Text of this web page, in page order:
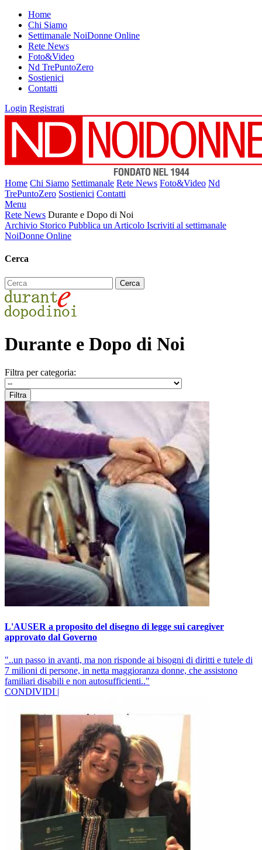
Home
Chi Siamo
Settimanale NoiDonne Online
Rete News
Foto&Video
Nd TrePuntoZero
Sostienici
Contatti
Login Registrati
Home Chi Siamo Settimanale Rete News Foto&Video Nd
TrePuntoZero Sostienici Contatti
Menu
Rete News Durante e Dopo di Noi
Archivio Storico Pubblica un Articolo Iscriviti al settimanale
NoiDonne Online
Cerca
Durante e Dopo di Noi
Filtra per categoria:
L'AUSER a proposito del disegno di legge sui caregiver
approvato dal Governo
"..un passo in avanti, ma non risponde ai bisogni di diritti e tutele di
7 milioni di persone, in netta maggioranza donne, che assistono
familiari disabili e non autosufficienti.."
CONDIVIDI |